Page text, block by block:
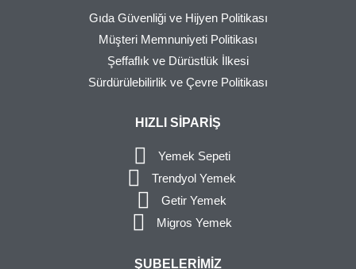
Gıda Güvenliği ve Hijyen Politikası
Müşteri Memnuniyeti Politikası
Şeffaflık ve Dürüstlük İlkesi
Sürdürülebilirlik ve Çevre Politikası
HIZLI SIPARIŞ
Yemek Sepeti
Trendyol Yemek
Getir Yemek
Migros Yemek
ŞUBELERIMIZ